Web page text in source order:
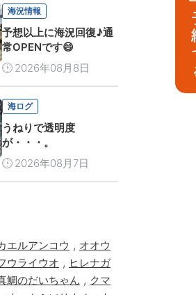
海況情報
予想以上に海況回復♪通
常OPENです😄
2026年08月8日
海ログ
うねりで透明度
が・・・。
2026年08月7日
エルアンコウ , オオウ
ウライウオ , ヒレナガ
鯛のだいちゃん , クマ